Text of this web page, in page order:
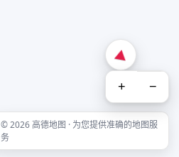
+ −
© 2026 高德地图 · 为您提供准确的地图服
务